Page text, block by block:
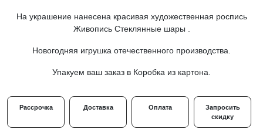
На украшение нанесена красивая художественная роспись
Живопись Стеклянные шары .
Новогодняя игрушка отечественного производства.
Упакуем ваш заказ в Коробка из картона.
Рассрочка Доставка Оплата
Запросить
скидку